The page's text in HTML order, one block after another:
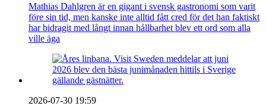
Mathias Dahlgren är en gigant i svensk gastronomi som varit
före sin tid, men kanske inte alltid fått cred för det han faktiskt
har bidragit med långt innan hållbarhet blev ett ord som alla
ville äga
2026-07-30 19:59